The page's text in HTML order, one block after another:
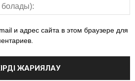
и адрес сайта в этом браузере для